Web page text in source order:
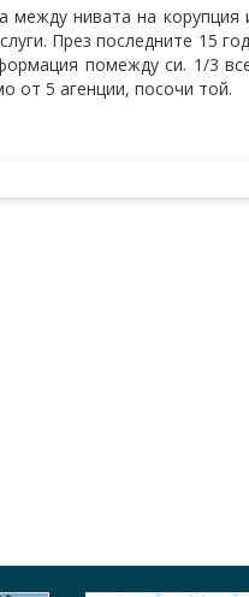
нивата на корупция
През последните 15
помежду си. 1/3
от 5 агенции, посочи той.